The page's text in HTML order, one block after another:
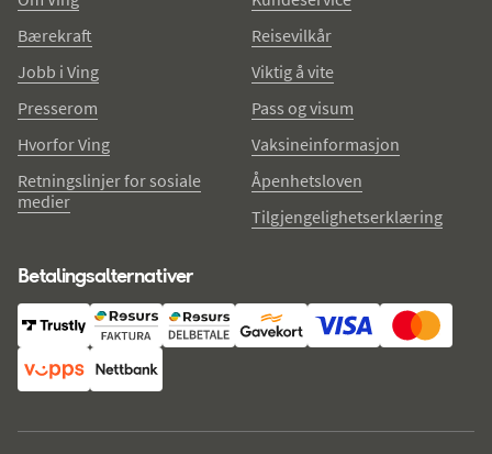
Bærekraft
Jobb i Ving
Presserom
Hvorfor Ving
Retningslinjer for sosiale
medier
Reisevilkår
Viktig å vite
Pass og visum
Vaksineinformasjon
Åpenhetsloven
Tilgjengelighetserklæring
Betalingsalternativer